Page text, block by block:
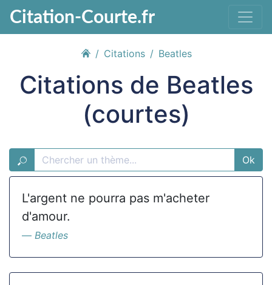
Citation-Courte.fr
Citations Beatles
Citations de Beatles
(courtes)
Ok
L'argent ne pourra pas m'acheter
d'amour.
Beatles